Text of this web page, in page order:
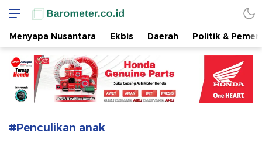
www.barometer.co.id
Berita Terkini di Sulawesi Utara
Menyapa Nusantara Ekbis Daerah Politik &
#Penculikan anak